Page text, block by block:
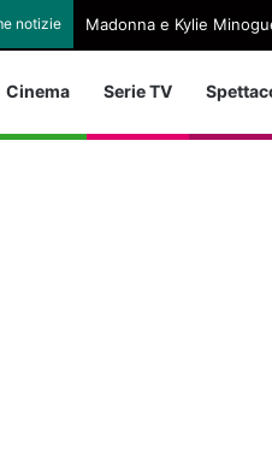
notizie Madonna e Kylie
Cinema Serie TV